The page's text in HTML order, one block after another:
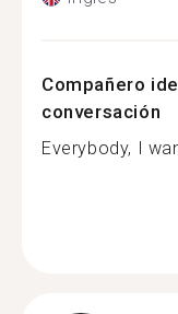
Compañero
conversación
Everybody, I